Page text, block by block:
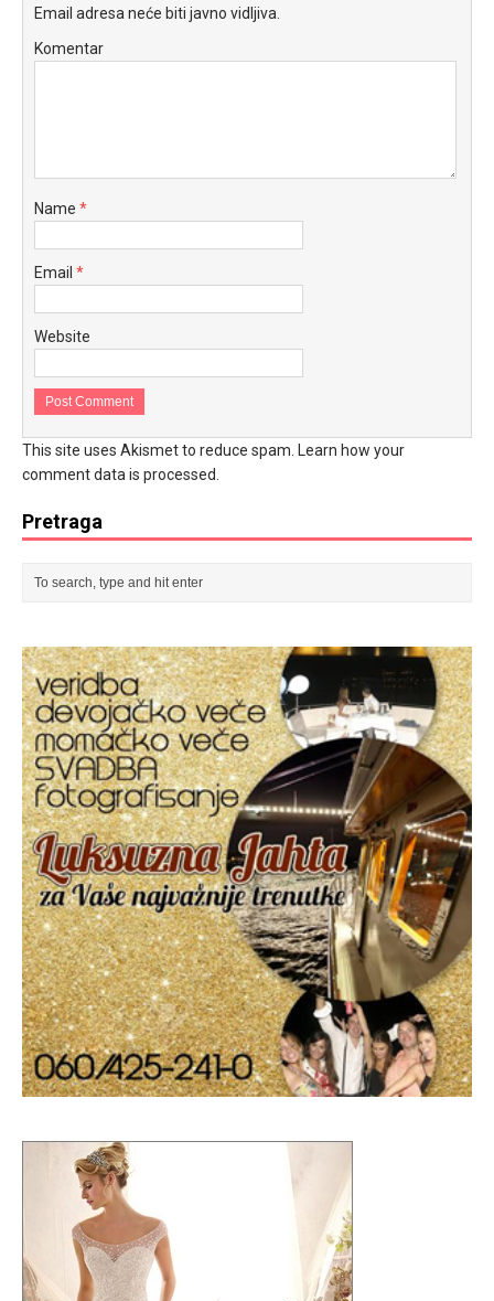
Email adresa neće biti javno vidljiva.
Komentar
Name *
Email *
Website
This site uses Akismet to reduce spam. Learn how your
comment data is processed.
Pretraga